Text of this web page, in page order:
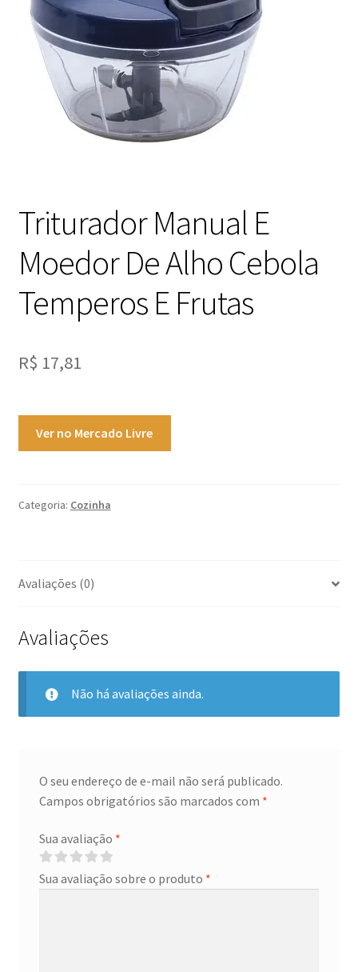
Triturador Manual E
Moedor De Alho Cebola
Temperos E Frutas
R$ 17,81
Ver no Mercado Livre
Categoria: Cozinha
Avaliações (0)
Avaliações
Não há avaliações ainda.
O seu endereço de e-mail não será publicado.
Campos obrigatórios são marcados com *
Sua avaliação *
Sua avaliação sobre o produto *